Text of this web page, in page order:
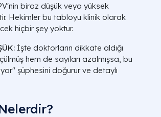
biraz düşük veya yüksek
Hekimler bu tabloyu klinik olarak
hiçbir şey yoktur.
İşte doktorların dikkate aldığı
hem de sayıları azalmışsa, bu
şüphesini doğurur ve detaylı